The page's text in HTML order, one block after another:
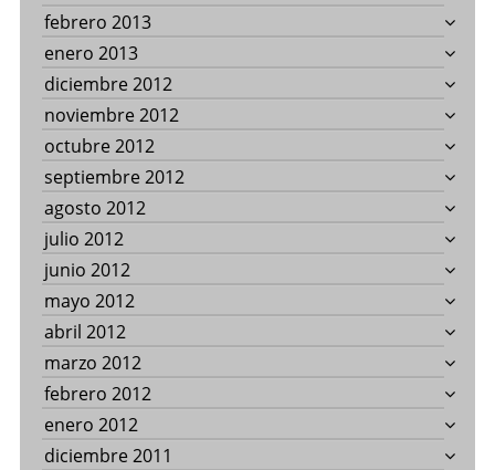
febrero 2013
enero 2013
diciembre 2012
noviembre 2012
octubre 2012
septiembre 2012
agosto 2012
julio 2012
junio 2012
mayo 2012
abril 2012
marzo 2012
febrero 2012
enero 2012
diciembre 2011